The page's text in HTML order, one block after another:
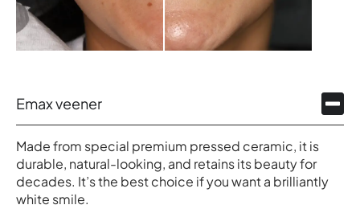
Emax veener
Made from special premium pressed ceramic, it is
durable, natural-looking, and retains its beauty for
decades. It’s the best choice if you want a brilliantly
white smile.